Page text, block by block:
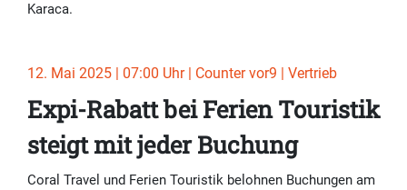
Karaca.
12. Mai 2025 | 07:00 Uhr | Counter vor9 | Vertrieb
Expi-Rabatt bei Ferien Touristik
steigt mit jeder Buchung
Coral Travel und Ferien Touristik belohnen Buchungen am